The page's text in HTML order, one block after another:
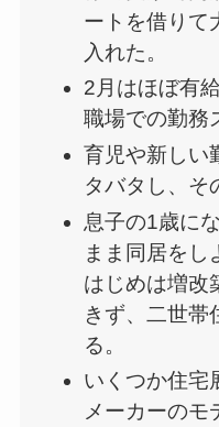
ートを借りて
入れた。
2月はほぼ有
職場での勤務
育児や新しい
タバタし、そ
息子の1歳に
まま同居をし
はじめは増改
きず、二世帯
る。
いくつか住宅
メーカーのモ